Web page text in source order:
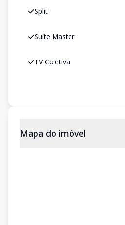
Split
Suíte Master
TV Coletiva
Mapa do imóvel